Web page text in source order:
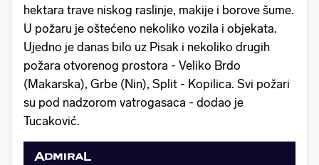
hektara trave niskog raslinje, makije i borove šume.
U požaru je oštećeno nekoliko vozila i objekata.
Ujedno je danas bilo uz Pisak i nekoliko drugih
požara otvorenog prostora - Veliko Brdo
(Makarska), Grbe (Nin), Split - Kopilica. Svi požari
su pod nadzorom vatrogasaca - dodao je
Tucaković.